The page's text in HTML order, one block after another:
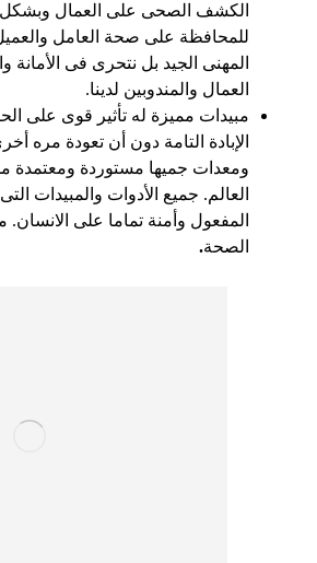
للمحافظة على صحة العامل والعميل
المهنى الجيد بل نتحرى فى الأمانة
العمال والمندوبين لدينا.
مبيدات مميزة له تأثير قوى على
الإبادة التامة دون أن تعودة مره
ومعدات جميها مستوردة ومعتمدة
العالم. جميع الأدوات والمبيدات
المفعول وأمنة تماما على
الصحة.